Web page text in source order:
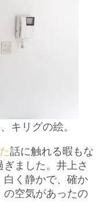
キリグの絵。
話に触れる暇もな
ました。井上さ
白く静かで、確か
空気があったの